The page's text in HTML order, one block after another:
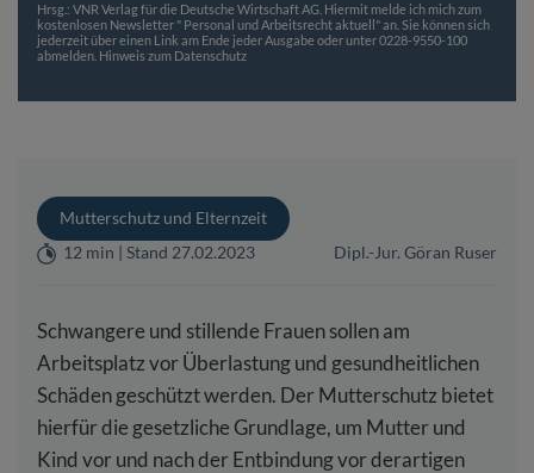
Hrsg.: VNR Verlag für die Deutsche Wirtschaft AG. Hiermit melde ich mich zum
kostenlosen Newsletter " Personal und Arbeitsrecht aktuell" an. Sie können sich
jederzeit über einen Link am Ende jeder Ausgabe oder unter 0228-9550-100
abmelden. Hinweis zum Datenschutz
Mutterschutz und Elternzeit
12 min | Stand 27.02.2023
Dipl.-Jur. Göran Ruser
Schwangere und stillende Frauen sollen am
Arbeitsplatz vor Überlastung und gesundheitlichen
Schäden geschützt werden. Der Mutterschutz bietet
hierfür die gesetzliche Grundlage, um Mutter und
Kind vor und nach der Entbindung vor derartigen